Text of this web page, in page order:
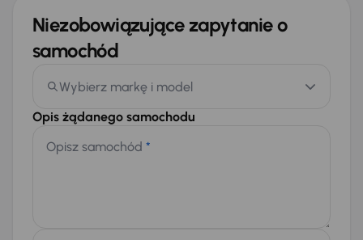
Niezobowiązujące zapytanie o
samochód
Wybierz markę i model
Opis żądanego samochodu
Opisz samochód *